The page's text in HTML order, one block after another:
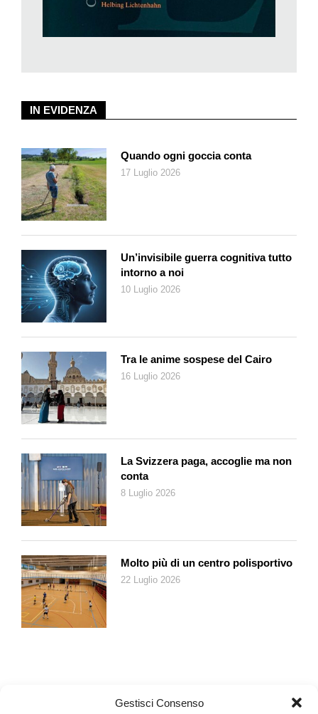
Gestisci Consenso
ragione approvando la sua mozione. Passata al Nazionale e
difesa da nessuno, la proposta di Abate è affogata senza
i quiriti le riservino, a tempo debito, una migliore attenzione.
Bertil CottierCronique judiciaire: avec ou sans les noms
Nicolas Capt e Irina Riera
Le droit à l’oubli dans le monde de la
presse digitale, illusion ou réalité?
populi vox Dei? Il fenomeno dei processi visti dai social media,
in particolare il caso del pestaggio di Giumaglio
Bibliografia
D. Cerutti / F. Lepori,
comunicativi, giuridici e metodologici, Helbling Lichtenhahn,
Basilea, 2020, pp. 161.
IN EVIDENZA
Quando ogni goccia conta
17 Luglio 2026
Un’invisibile guerra cognitiva tutto
intorno a noi
10 Luglio 2026
Tra le anime sospese del Cairo
16 Luglio 2026
La Svizzera paga, accoglie ma non
conta
8 Luglio 2026
Molto più di un centro polisportivo
22 Luglio 2026